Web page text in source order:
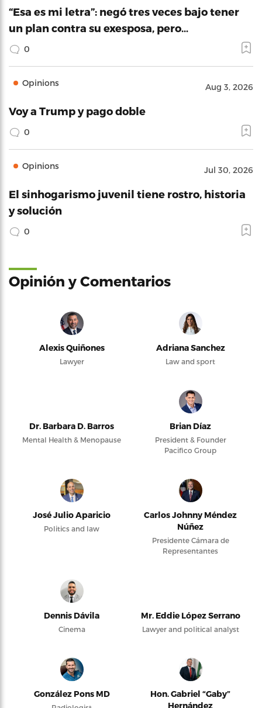
“Esa es mi letra”: negó tres veces bajo tener
un plan contra su exesposa, pero…
0
Opinions Aug 3, 2026
Voy a Trump y pago doble
0
Opinions Jul 30, 2026
El sinhogarismo juvenil tiene rostro, historia
y solución
0
Opinión y Comentarios
Alexis Quiñones
Lawyer
Adriana Sanchez
Law and sport
Dr. Barbara D. Barros
Mental Health & Menopause
Brian Díaz
President & Founder
Pacifico Group
José Julio Aparicio
Politics and law
Carlos Johnny Méndez
Núñez
Presidente Cámara de
Representantes
Dennis Dávila
Cinema
Mr. Eddie López Serrano
Lawyer and political analyst
González Pons MD
Hon. Gabriel “Gaby”
Hernández